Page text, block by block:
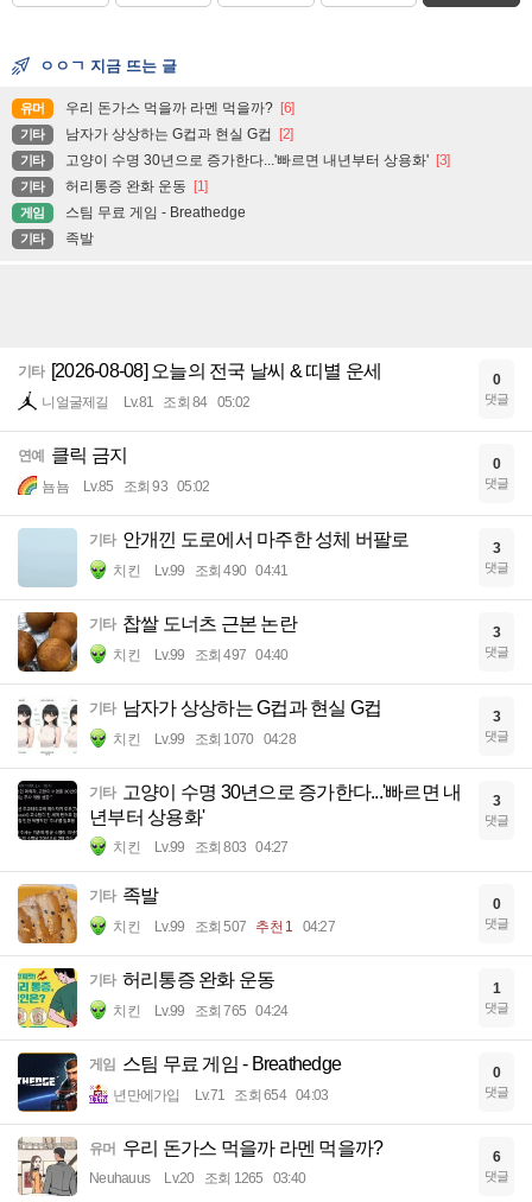
ㅇㅇㄱ 지금 뜨는 글
유머 우리 돈가스 먹을까 라멘 먹을까? [6]
기타 남자가 상상하는 G컵과 현실 G컵 [2]
기타 고양이 수명 30년으로 증가한다...'빠르면 내년부터 상용화' [3]
기타 허리통증 완화 운동 [1]
게임 스팀 무료 게임 - Breathedge
기타 족발
기타 [2026-08-08] 오늘의 전국 날씨 & 띠별 운세
니얼굴제길 Lv.81 조회 84 05:02
0
댓글
연예 클릭 금지
뇸뇸 Lv.85 조회 93 05:02
0
댓글
기타 안개낀 도로에서 마주한 성체 버팔로
치킨 Lv.99 조회 490 04:41
3
댓글
기타 찹쌀 도너츠 근본 논란
치킨 Lv.99 조회 497 04:40
3
댓글
기타 남자가 상상하는 G컵과 현실 G컵
치킨 Lv.99 조회 1070 04:28
3
댓글
기타 고양이 수명 30년으로 증가한다...'빠르면 내
년부터 상용화'
치킨 Lv.99 조회 803 04:27
3
댓글
기타 족발
치킨 Lv.99 조회 507 추천 1 04:27
0
댓글
기타 허리통증 완화 운동
치킨 Lv.99 조회 765 04:24
1
댓글
게임 스팀 무료 게임 - Breathedge
년만에가입 Lv.71 조회 654 04:03
0
댓글
유머 우리 돈가스 먹을까 라멘 먹을까?
Neuhauus Lv.20 조회 1265 03:40
6
댓글